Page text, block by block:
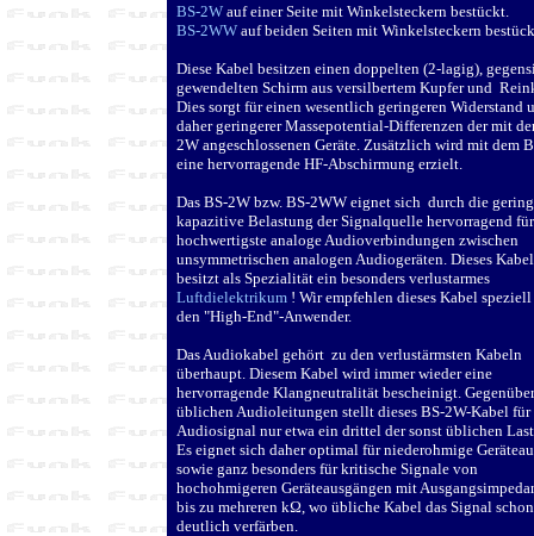
BS-2W auf einer Seite mit Winkelsteckern bestückt.
BS-2WW auf beiden Seiten mit Winkelsteckern
Diese Kabel besitzen einen doppelten (2-lagig),
gewendelten Schirm aus versilbertem Kupfer und
Dies sorgt für einen wesentlich geringeren Widerstand
daher geringerer Massepotential-Differenzen der mit
2W angeschlossenen Geräte. Zusätzlich wird mit dem
eine hervorragende HF-Abschirmung erzielt.
Das BS-2W bzw. BS-2WW eignet sich durch die
kapazitive Belastung der Signalquelle hervorragend für
hochwertigste analoge Audioverbindungen zwischen
unsymmetrischen analogen Audiogeräten. Dieses
besitzt als Spezialität ein besonders verlustarmes
Luftdielektrikum ! Wir empfehlen dieses Kabel
den "High-End"-Anwender.
Das Audiokabel gehört zu den verlustärmsten Kabeln
überhaupt. Diesem Kabel wird immer wieder eine
hervorragende Klangneutralität bescheinigt.
üblichen Audioleitungen stellt dieses BS-2W-Kabel für
Audiosignal nur etwa ein drittel der sonst üblichen
Es eignet sich daher optimal für niederohmige
sowie ganz besonders für kritische Signale von
hochohmigeren Geräteausgängen mit
bis zu mehreren kΩ , wo übliche Kabel das Signal schon
deutlich verfärben.